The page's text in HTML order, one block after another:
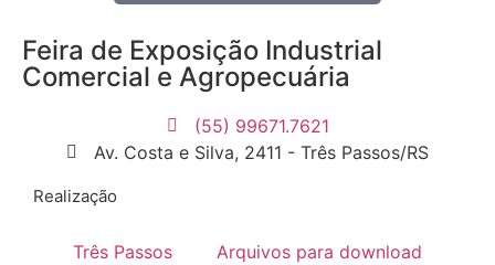
Feira de Exposição Industrial
Comercial e Agropecuária
(55) 99671.7621
Av. Costa e Silva, 2411 - Três Passos/RS
Realização
Três Passos Arquivos para download